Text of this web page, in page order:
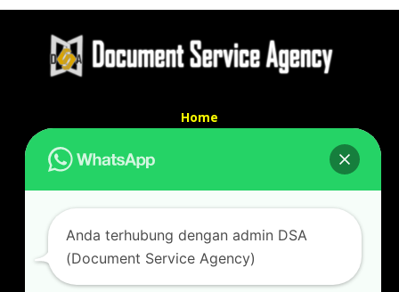
Home
Kontak kami
Alamat kantor :
Jl Swadaya Pam No 6 Rt 006 Rw 007 Jatinegara,
Cakung, Jakarta Timur 13930
Anda terhubung dengan admin DSA
(Document Service Agency)